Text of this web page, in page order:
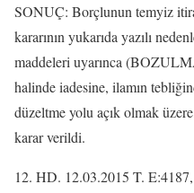
SONUÇ: Borçlunun temyiz
kararının yukarıda yazılı
maddeleri uyarınca
halinde iadesine, ilamın
düzeltme yolu açık olmak
karar verildi.
12. HD. 12.03.2015 T.